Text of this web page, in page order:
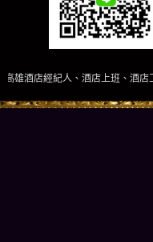
酒店上班、酒店工作、酒店